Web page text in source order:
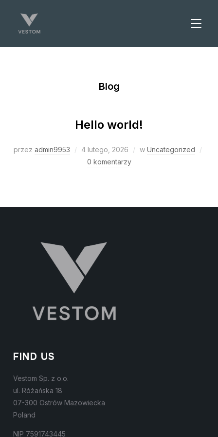
Blog
Hello world!
przez admin9953 4 lutego, 2026 w Uncategorized
0 komentarzy
FIND US
Vestom Sp. z o.o.
ul. Różańska 18
07-300 Ostrów Mazowiecka
Poland
NIP 7591743445